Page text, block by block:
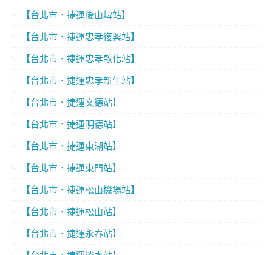
【台北市．捷運後山埤站】
【台北市．捷運忠孝復興站】
【台北市．捷運忠孝敦化站】
【台北市．捷運忠孝新生站】
【台北市．捷運文德站】
【台北市．捷運明德站】
【台北市．捷運東湖站】
【台北市．捷運東門站】
【台北市．捷運松山機場站】
【台北市．捷運松山站】
【台北市．捷運永春站】